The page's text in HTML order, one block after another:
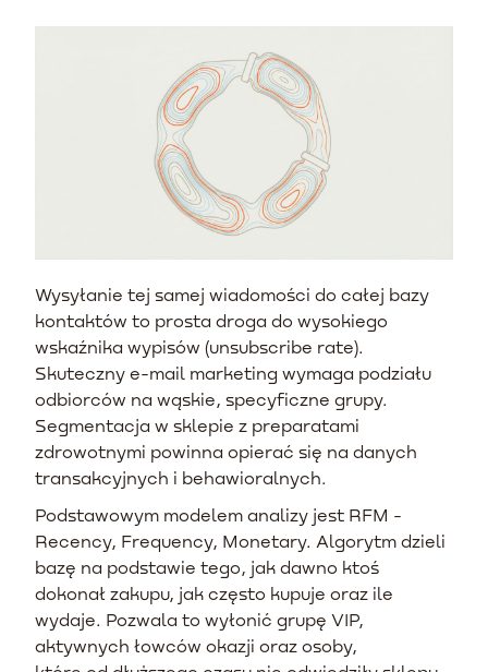
Wysyłanie tej samej wiadomości do całej bazy
kontaktów to prosta droga do wysokiego
wskaźnika wypisów (unsubscribe rate).
Skuteczny e-mail marketing wymaga podziału
odbiorców na wąskie, specyficzne grupy.
Segmentacja w sklepie z preparatami
zdrowotnymi powinna opierać się na danych
transakcyjnych i behawioralnych.
Podstawowym modelem analizy jest RFM -
Recency, Frequency, Monetary. Algorytm dzieli
bazę na podstawie tego, jak dawno ktoś
dokonał zakupu, jak często kupuje oraz ile
wydaje. Pozwala to wyłonić grupę VIP,
aktywnych łowców okazji oraz osoby,